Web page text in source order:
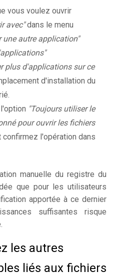
vous voulez ouvrir
avec"dans le menu
une autre application"
plus d'applications sur ce
d'installation du
"Toujours utiliser le
pour ouvrir les fichiers
l'opération dans
manuelle du registre du
que pour les utilisateurs
apportée à ce dernier
suffisantes risque
les autres
liés aux fichiers